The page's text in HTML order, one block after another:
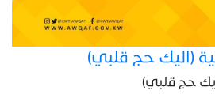
(اليك حج قلبي)
حج قلبي)